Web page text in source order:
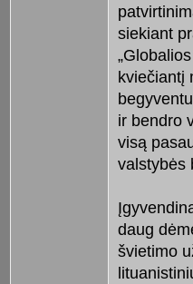
siekiant
kviečiantį
ir bendro
visą
valstybės
daug
švietimo